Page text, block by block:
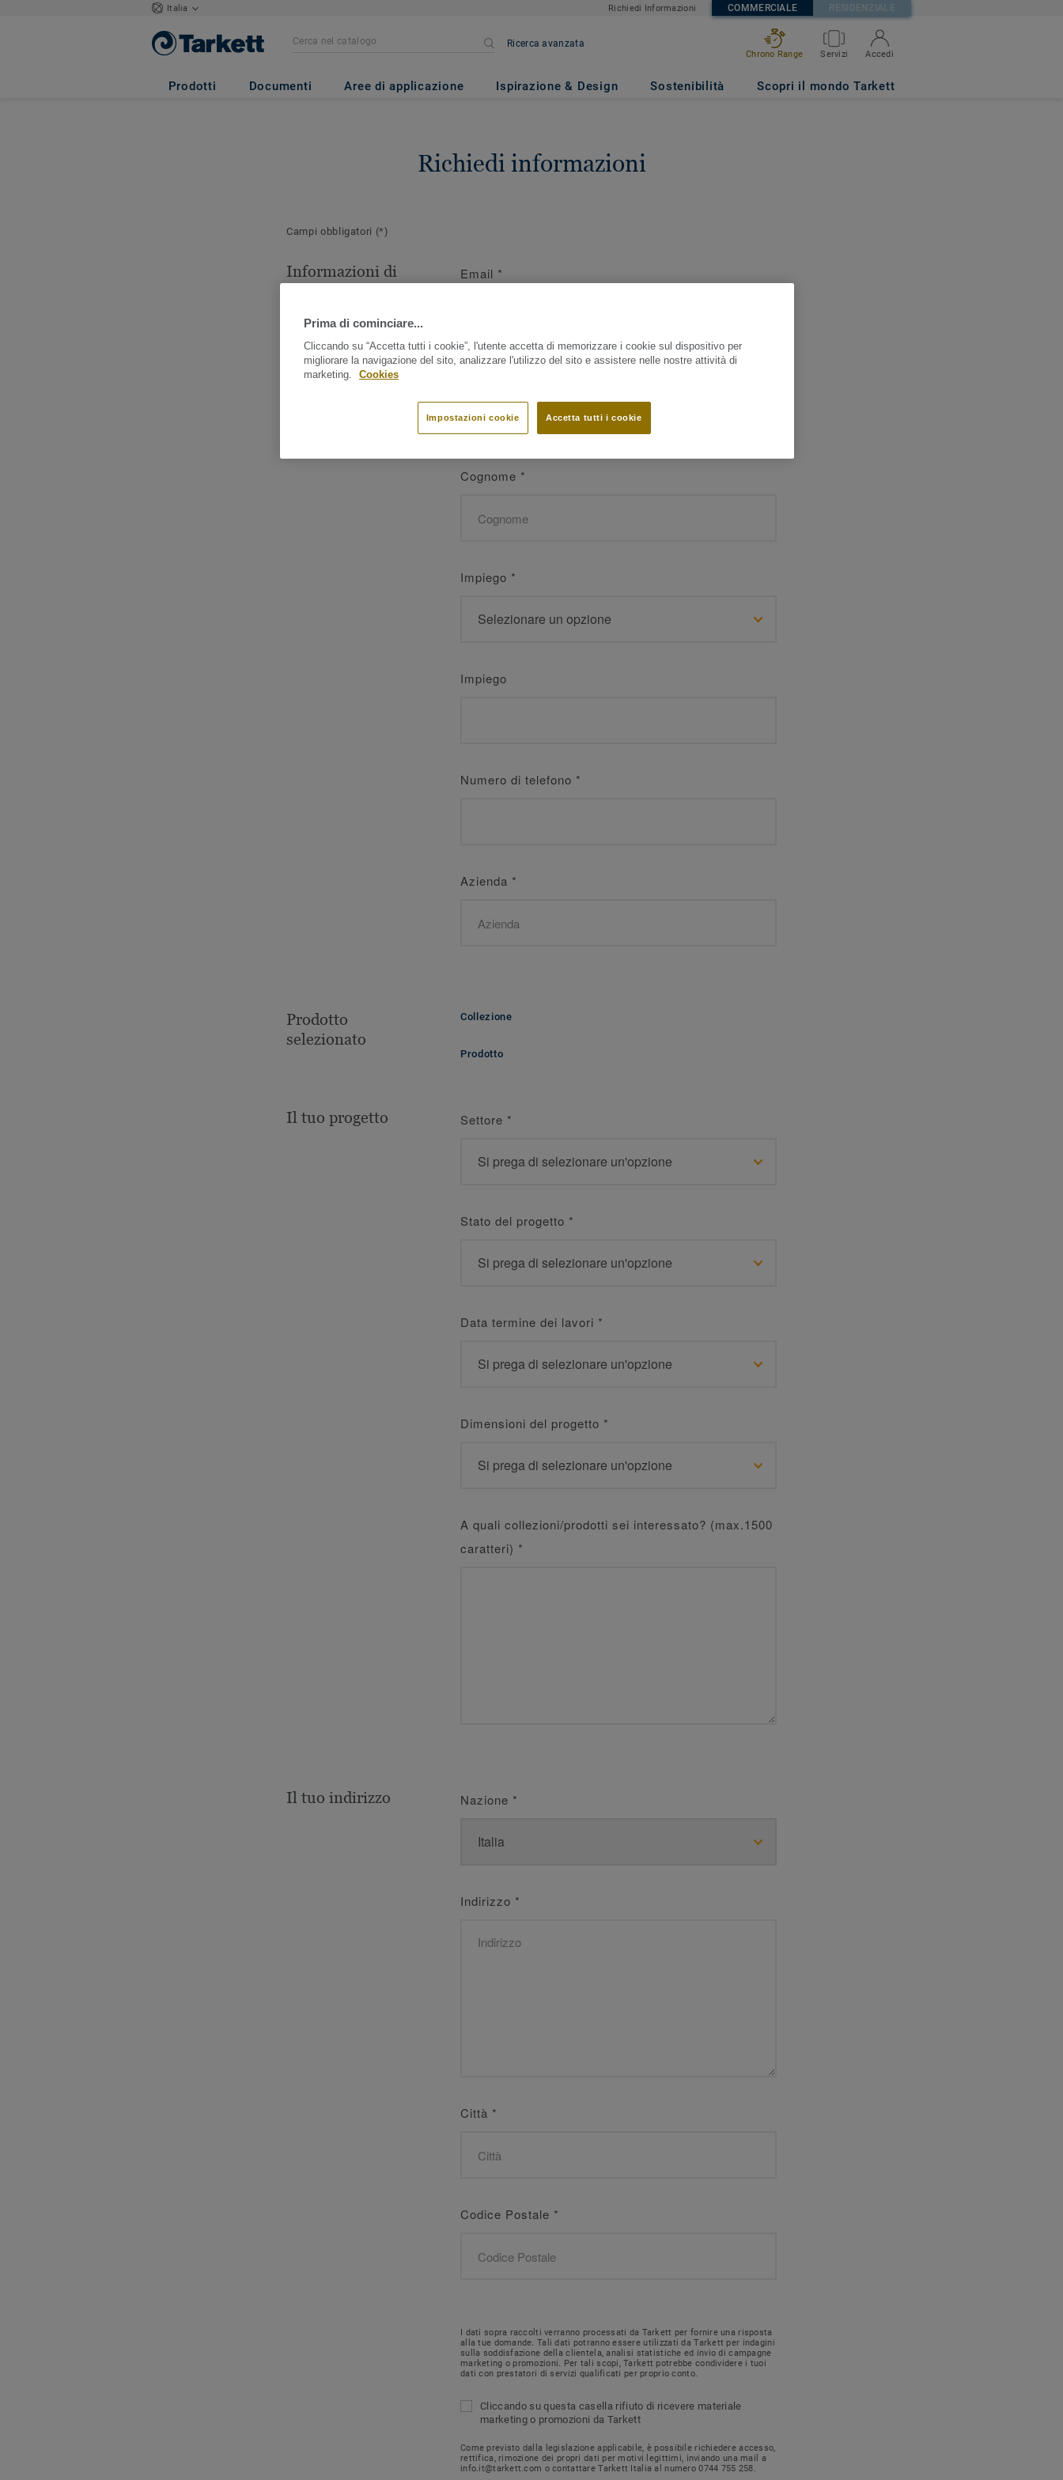
Italia Richiedi Informazioni COMMERCIALE RESIDENZIALE
Ricerca avanzata
Chrono Range Servizi Accedi
Prodotti Documenti Aree di applicazione Ispirazione & Design Sostenibilità Scopri il mondo Tarkett
Richiedi informazioni
Campi obbligatori (*)
Informazioni di
Indicare la persona da
contattare per questo ordine
Email *
Cognome *
Impiego *
Impiego
Numero di telefono *
Azienda *
Prodotto
selezionato
Collezione
Prodotto
Il tuo progetto Settore *
Stato del progetto *
Data termine dei lavori *
Dimensioni del progetto *
A quali collezioni/prodotti sei interessato? (max.1500
caratteri) *
Il tuo indirizzo Nazione *
Indirizzo *
Città *
Codice Postale *
I dati sopra raccolti verranno processati da Tarkett per fornire una risposta
alla tue domande. Tali dati potranno essere utilizzati da Tarkett per indagini
sulla soddisfazione della clientela, analisi statistiche ed invio di campagne
marketing o promozioni. Per tali scopi, Tarkett potrebbe condividere i tuoi
dati con prestatori di servizi qualificati per proprio conto.
Cliccando su questa casella rifiuto di ricevere materiale
marketing o promozioni da Tarkett
Come previsto dalla legislazione applicabile, è possibile richiedere accesso,
rettifica, rimozione dei propri dati per motivi legittimi, inviando una mail a
info.it@tarkett.com o contattare Tarkett Italia al numero 0744 755 258.
Prima di cominciare...
Cliccando su “Accetta tutti i cookie”, l'utente accetta di memorizzare i cookie sul dispositivo per
migliorare la navigazione del sito, analizzare l'utilizzo del sito e assistere nelle nostre attività di
marketing.
Cookies
Accetta tutti i cookie
Impostazioni cookie